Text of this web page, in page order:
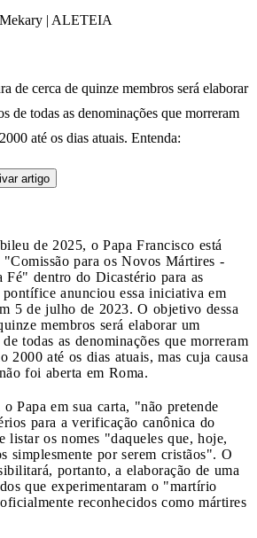
| ALETEIA
de cerca de quinze membros será elaborar
de todas as denominações que morreram
até os dias atuais. Entenda:
artigo
de 2025, o Papa Francisco está
para os Novos Mártires -
Fé" dentro do Dicastério para as
pontífice anunciou essa iniciativa em
5 de julho de 2023. O objetivo dessa
membros será elaborar um
todas as denominações que morreram
2000 até os dias atuais, mas cuja causa
foi aberta em Roma.
Papa em sua carta, "não pretende
para a verificação canônica do
listar os nomes "daqueles que, hoje,
simplesmente por serem cristãos". O
portanto, a elaboração de uma
que experimentaram o "martírio
reconhecidos como mártires